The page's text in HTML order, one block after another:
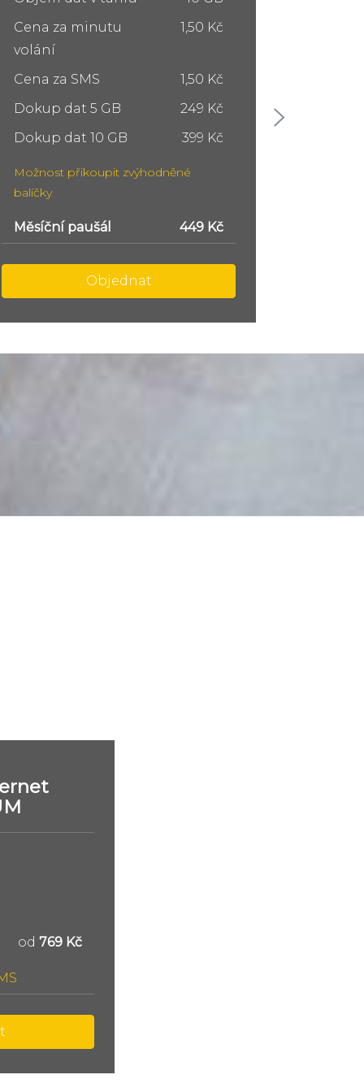
Cena za minutu
volání
1,50 Kč
Cena za SMS
1,50 Kč
Dokup dat 5 GB
249 Kč
Dokup dat 10 GB
399 Kč
Možnost přikoupit zvýhodněné
balíčky
Měsíční paušál 749 Kč
Objednat
od 769 Kč